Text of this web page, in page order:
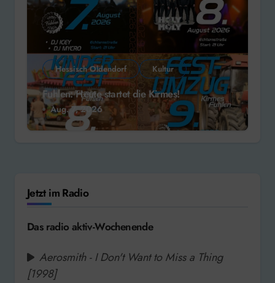
Hessisch Oldendorf Kultur
Fuhlen: Heute startet die Kirmes!
Aug. 7, 2026
Jetzt im Radio
Das radio aktiv-Wochenende
Aerosmith - I Don't Want to Miss a Thing
[1998]